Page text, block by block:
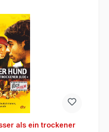
als ein trockener